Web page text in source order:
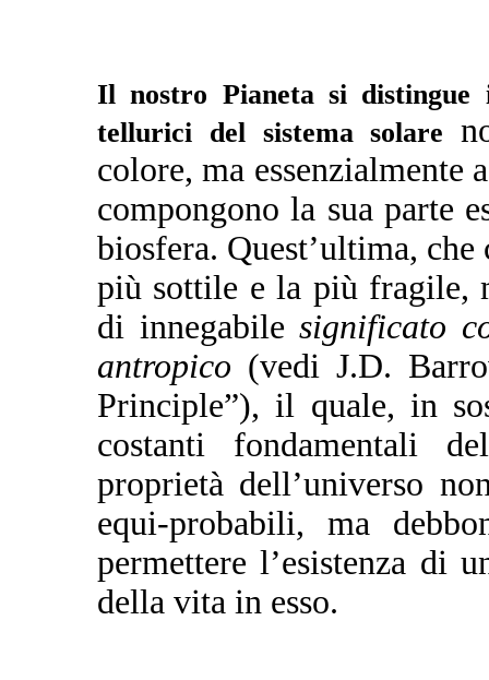
Il nostro Pianeta si
tellurici del sistema solare
colore, ma essenzialmente
compongono la sua parte
biosfera. Quest’ultima,
più sottile e la più fragile,
di innegabilesignificato
antropico (vedi J.D.
Principle”), il quale, in
costanti fondamentali
proprietà dell’universo
equi-probabili, ma
permettere l’esistenza di
della vita in esso.